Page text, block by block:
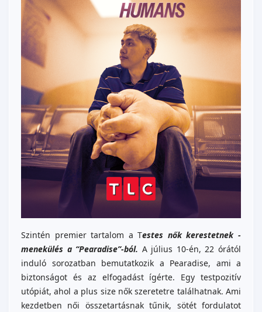
Szintén premier tartalom a Testes nők kerestetnek -
menekülés a “Pearadise”-ból. A július 10-én, 22 órától
induló sorozatban bemutatkozik a Pearadise, ami a
biztonságot és az elfogadást ígérte. Egy testpozitív
utópiát, ahol a plus size nők szeretetre találhatnak. Ami
kezdetben női összetartásnak tűnik, sötét fordulatot